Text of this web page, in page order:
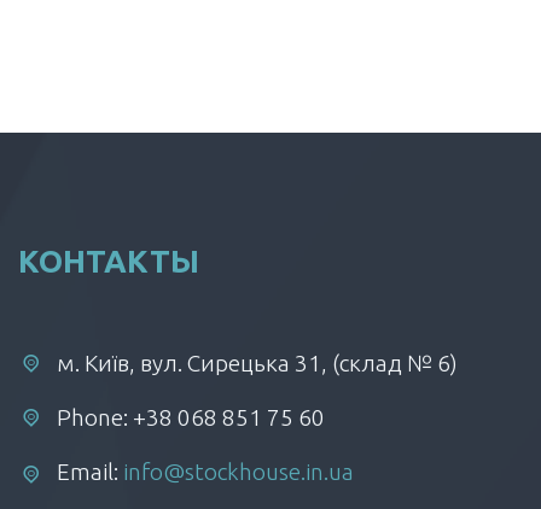
КОНТАКТЫ
м. Київ, вул. Сирецька 31, (склад № 6)
Phone: +38 068 851 75 60
Email: info@stockhouse.in.ua